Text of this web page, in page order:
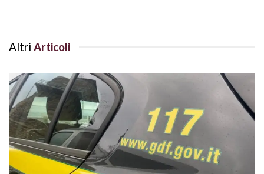
Altri Articoli